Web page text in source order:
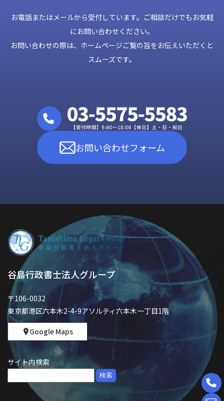
お電話またはメールから受付しています。ご相談だけでもお気軽
にお問い合わせください。
お問い合わせの際は、ホームページご覧の旨をお伝えいただくと
スムーズです。
お問い合わせフォーム
谷島行政書士法人グループ
〒106-0032
東京都港区六本木2-4-9アソルティ六本木一丁目1階
Google Maps
サイト内検索